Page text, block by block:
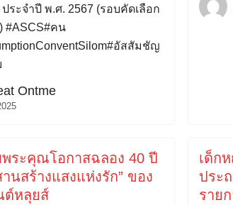
Search
ระจำปี พ.ศ. 2567 (รอบคัดเลือก
#ASCS#คน
อัสสัมชัญ
Ontme
ระคุณโอกาสฉลอง 40 ปี
นสร้างแสงแห่งรัก” ของ
ต์หลุยส์
เด็ก
ประ
ราย